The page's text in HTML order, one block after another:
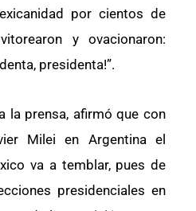
por cientos de
y ovacionaron:
presidenta!”.
la prensa, afirmó que con
Milei en Argentina el
va a temblar, pues de
presidenciales en